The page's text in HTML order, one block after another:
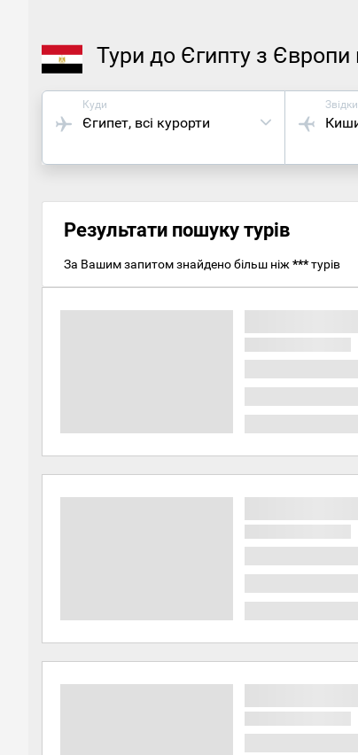
Тури до Єгипту з Європи
Куди
Єгипет, всі курорти
Звідки
Результати пошуку турів
За Вашим запитом знайдено більш ніж ***турів